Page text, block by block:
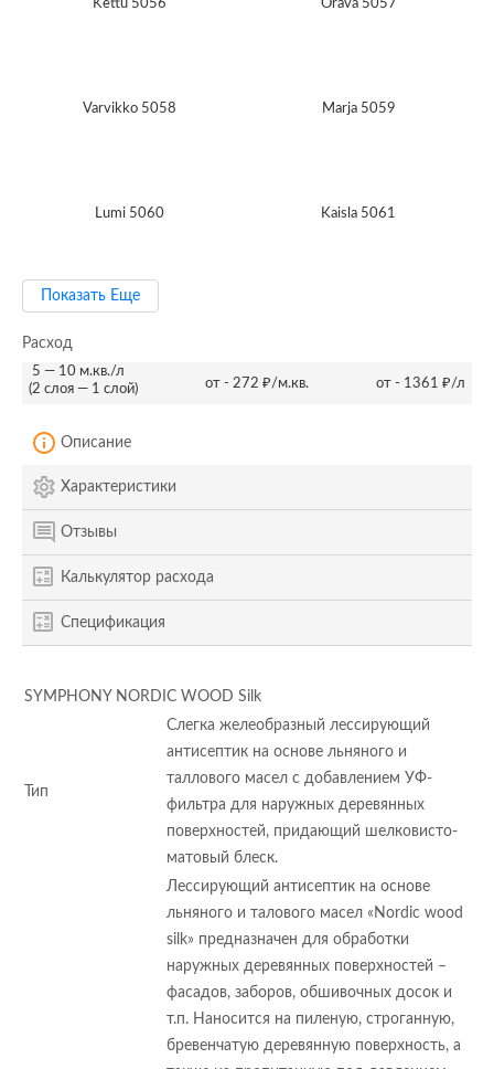
Kettu 5056 Orava 5057
Varvikko 5058 Marja 5059
Lumi 5060 Kaisla 5061
Показать Еще
Расход
5 — 10 м.кв./л
(2 слоя — 1 слой)
от - 272 ₽/м.кв. от - 1361 ₽/л
Описание
Характеристики
Отзывы
Калькулятор расхода
Спецификация
SYMPHONY NORDIC WOOD Silk
Тип
Слегка желеобразный лессирующий
антисептик на основе льняного и
таллового масел с добавлением УФ-
фильтра для наружных деревянных
поверхностей, придающий шелковисто-
матовый блеск.
Лессирующий антисептик на основе
льняного и талового масел «Nordic wood
silk» предназначен для обработки
наружных деревянных поверхностей –
фасадов, заборов, обшивочных досок и
т.п. Наносится на пиленую, строганную,
бревенчатую деревянную поверхность, а